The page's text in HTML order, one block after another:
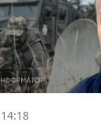
14:18